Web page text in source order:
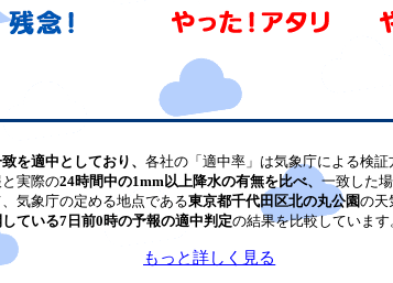
を適中としており、 各社の「適中率」は気象庁による検証
実際の24時間中の1mm以上降水の有無を比べ、 一致した
気象庁の定める地点である東京都千代田区北の丸公園の天
ている7日前0時の予報の適中判定の結果を比較しています
もっと詳しく見る